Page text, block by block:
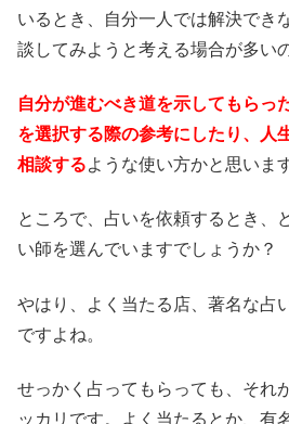
いるとき、自分一人では解決でき
談してみようと考える場合が多い
自分が進むべき道を示してもらっ
を選択する際の参考にしたり、人
相談するような使い方かと思いま
ところで、占いを依頼するとき、
い師を選んでいますでしょうか？
やはり、よく当たる店、著名な占
ですよね。
せっかく占ってもらっても、それ
ッカリです。よく当たるとか、有